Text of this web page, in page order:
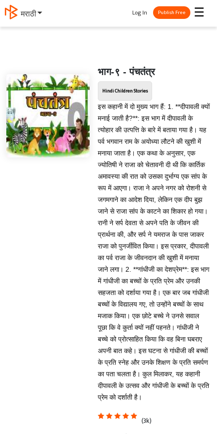
தமிழ் ☰
Log In Publish Free
भाग-९ - पंचतंत्र
Hindi Children Stories
इस कहानी में दो मुख्य भाग हैं: 1. **दीपावली क्यों
मनाई जाती है?**: इस भाग में दीपावली के
त्योहार की उत्पत्ति के बारे में बताया गया है। यह
पर्व भगवान राम के अयोध्या लौटने की खुशी में
मनाया जाता है। एक कथा के अनुसार, एक
ज्योतिषी ने राजा को चेतावनी दी थी कि कार्तिक
अमावस्या की रात को उसका दुर्भाग्य एक सांप के
रूप में आएगा। राजा ने अपने नगर को रोशनी से
जगमगाने का आदेश दिया, लेकिन एक दीप बुझ
जाने से राजा सांप के काटने का शिकार हो गया।
रानी ने सर्प देवता से अपने पति के जीवन की
प्रार्थना की, और सर्प ने यमराज के पास जाकर
राजा को पुनर्जीवित किया। इस प्रकार, दीपावली
का पर्व राजा के जीवनदान की खुशी में मनाया
जाने लगा। 2. **गांधीजी का देशप्रेम**: इस भाग
में गांधीजी का बच्चों के प्रति प्रेम और उनकी
सहजता को दर्शाया गया है। एक बार जब गांधीजी
बच्चों के विद्यालय गए, तो उन्होंने बच्चों के साथ
मजाक किया। एक छोटे बच्चे ने उनसे सवाल
पूछा कि वे कुर्ता क्यों नहीं पहनते। गांधीजी ने
बच्चे को प्रोत्साहित किया कि वह बिना घबराए
अपनी बात कहे। इस घटना से गांधीजी की बच्चों
के प्रति स्नेह और उनके शिक्षण के प्रति समर्पण
का पता चलता है। कुल मिलाकर, यह कहानी
दीपावली के उत्सव और गांधीजी के बच्चों के प्रति
प्रेम को दर्शाती है।
(3k)